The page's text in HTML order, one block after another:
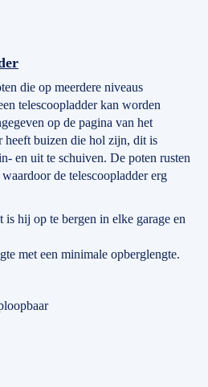
die op meerdere niveaus
telescoopladder kan worden
op de pagina van het
heeft buizen die hol zijn, dit is
en uit te schuiven. De poten rusten
de telescoopladder erg
hij op te bergen in elke garage en
met een minimale opberglengte.